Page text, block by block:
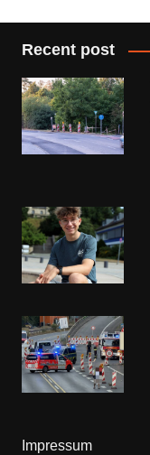
Recent post
Impressum